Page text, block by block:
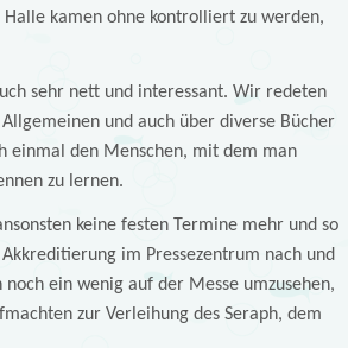
kamen ohne kontrolliert zu werden,
sehr nett und interessant. Wir redeten
und auch über diverse Bücher
einmal den Menschen, mit dem man
zu lernen.
keine festen Termine mehr und so
im Pressezentrum nach und
ein wenig auf der Messe umzusehen,
zur Verleihung des Seraph, dem